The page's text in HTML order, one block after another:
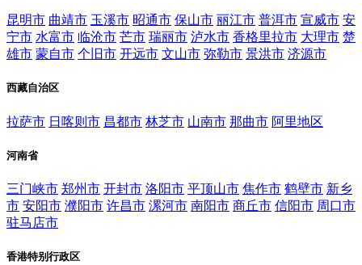
昆明市 曲靖市 玉溪市 昭通市 保山市 丽江市 普洱市 宣威市 安
宁市 水富市 临沧市 芒市 瑞丽市 泸水市 香格里拉市 大理市 楚
雄市 蒙自市 个旧市 开远市 文山市 弥勒市 景洪市 济源市
西藏自治区
拉萨市 日喀则市 昌都市 林芝市 山南市 那曲市 阿里地区
河南省
三门峡市 郑州市 开封市 洛阳市 平顶山市 焦作市 鹤壁市 新乡
市 安阳市 濮阳市 许昌市 漯河市 南阳市 商丘市 信阳市 周口市
驻马店市
香港特别行政区